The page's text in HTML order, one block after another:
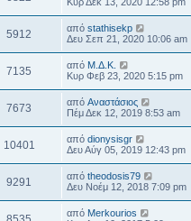
5912 από stathisekp
Δευ Σεπ 21, 2020 10:06 am
7135 από Μ.Δ.Κ.
Κυρ Φεβ 23, 2020 5:15 pm
7673 από Αναστάσιος
Πέμ Δεκ 12, 2019 8:53 am
10401 από dionysisgr
Δευ Αύγ 05, 2019 12:43 pm
9291 από theodosis79
Δευ Νοέμ 12, 2018 7:09 pm
από Merkourios